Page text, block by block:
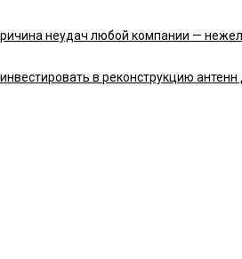
неудач любой компании —
в реконструкцию антенн